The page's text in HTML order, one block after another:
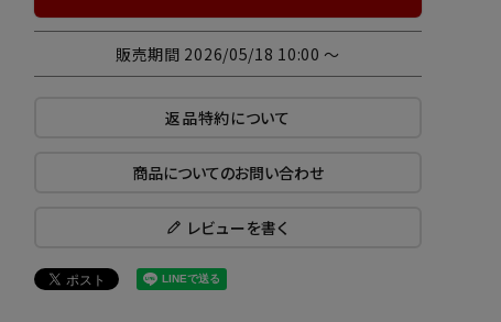
販売期間 2026/05/18 10:00 〜
返品特約について
商品についてのお問い合わせ
レビューを書く